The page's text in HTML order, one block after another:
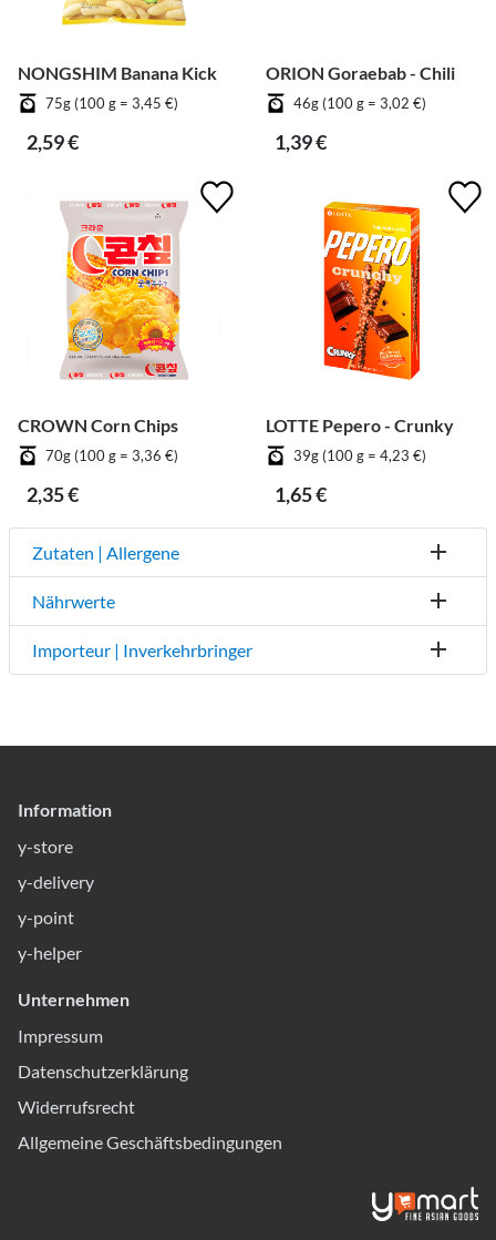
NONGSHIM Banana Kick
75g (100 g = 3,45 €)
2,59 €
ORION Goraebab - Chili
46g (100 g = 3,02 €)
1,39 €
CROWN Corn Chips
70g (100 g = 3,36 €)
2,35 €
LOTTE Pepero - Crunky
39g (100 g = 4,23 €)
1,65 €
Zutaten | Allergene
Nährwerte
Importeur | Inverkehrbringer
Information
y-store
y-delivery
y-point
y-helper
Unternehmen
Impressum
Datenschutzerklärung
Widerrufsrecht
Allgemeine Geschäftsbedingungen